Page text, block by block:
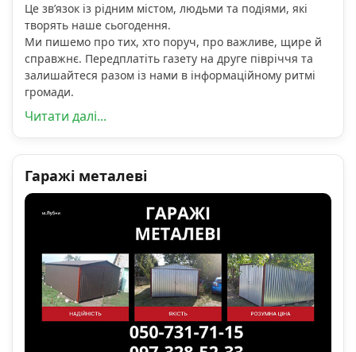
Це зв’язок із рідним містом, людьми та подіями, які
творять наше сьогодення.
Ми пишемо про тих, хто поруч, про важливе, щире й
справжнє. Передплатіть газету на друге півріччя та
залишайтеся разом із нами в інформаційному ритмі
громади.
Читати далі...
Гаражі металеві